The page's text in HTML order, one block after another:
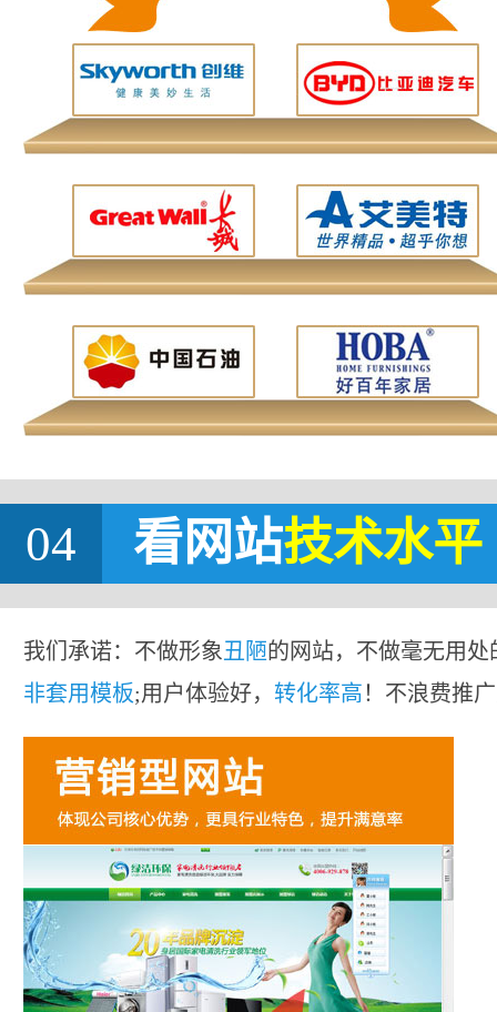
04 看网站技术水平
我们承诺：不做形象丑陋的网站，不做毫无用处
非套用模板;用户体验好， 转化率高！不浪费推